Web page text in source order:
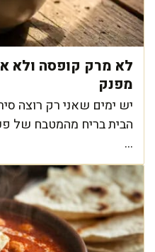
לא מרק קופסה ולא
מפנק
יש ימים שאני רק רוצה
הבית בריח מהמטבח של
...